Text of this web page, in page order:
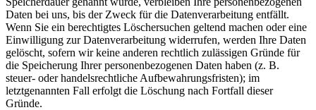
Daten bei uns, bis der Zweck für die Datenverarbeitung entfällt.
Wenn Sie ein berechtigtes Löschersuchen geltend machen oder eine
Einwilligung zur Datenverarbeitung widerrufen, werden Ihre Daten
gelöscht, sofern wir keine anderen rechtlich zulässigen Gründe für
die Speicherung Ihrer personenbezogenen Daten haben (z. B.
steuer- oder handelsrechtliche Aufbewahrungsfristen); im
letztgenannten Fall erfolgt die Löschung nach Fortfall dieser
Gründe.